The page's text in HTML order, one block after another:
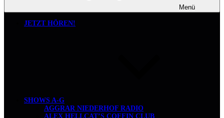
Menü
JETZT HÖREN!
SHOWS A-G
AGGRAR NIEDERHOF RADIO
ALEX HELLCAT’S COFFIN CLUB